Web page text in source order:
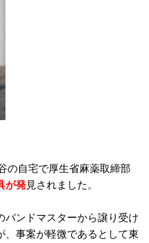
の自宅で厚生省麻薬取締部
が発見されました。
バンドマスターから譲り受け
、事案が軽微であるとして東